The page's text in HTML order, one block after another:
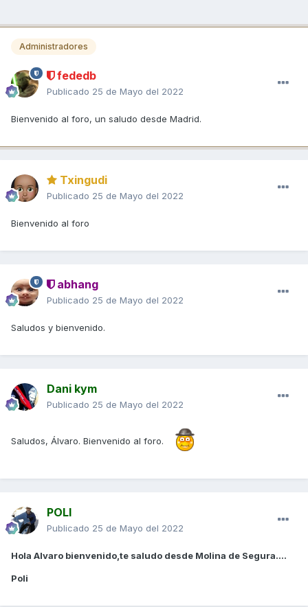
Administradores
fededb
Publicado 25 de Mayo del 2022
Bienvenido al foro, un saludo desde Madrid.
Txingudi
Publicado 25 de Mayo del 2022
Bienvenido al foro
abhang
Publicado 25 de Mayo del 2022
Saludos y bienvenido.
Dani kym
Publicado 25 de Mayo del 2022
Saludos, Álvaro. Bienvenido al foro.
POLI
Publicado 25 de Mayo del 2022
Hola Alvaro bienvenido,te saludo desde Molina de Segura....
Poli